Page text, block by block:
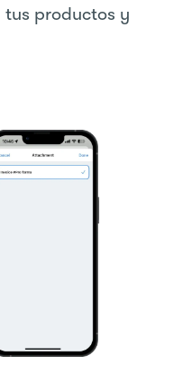
productos y